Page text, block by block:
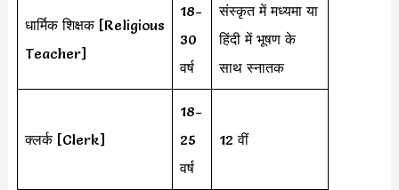
धार्मिक शिक्षक [Religious
Teacher]
18-
30
वर्ष
संस्कृत में मध्यमा या
हिंदी में भूषण के
साथ स्नातक
क्लर्क [Clerk]
18-
25
वर्ष
12 वीं